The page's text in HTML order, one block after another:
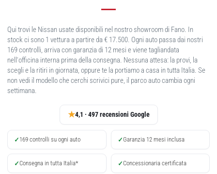
Qui trovi le Nissan usate disponibili nel nostro showroom di Fano. In
stock ci sono 1 vettura a partire da € 17.500. Ogni auto passa dai nostri
169 controlli, arriva con garanzia di 12 mesi e viene tagliandata
nell'officina interna prima della consegna. Nessuna attesa: la provi, la
scegli e la ritiri in giornata, oppure te la portiamo a casa in tutta Italia. Se
non vedi il modello che cerchi scrivici pure, il parco auto cambia ogni
settimana.
★4,1 · 497 recensioni Google
✓ 169 controlli su ogni auto ✓ Garanzia 12 mesi inclusa
✓Consegna in tutta Italia* ✓Concessionaria certificata